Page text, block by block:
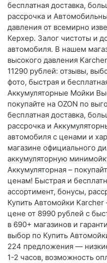
бесплатная доставка,
рассрочка и
давления от всемирно
Керхер. Залог чистоты и
автомобиля. В нашем
высокого давления
11290 рублей: отзывы,
фото, быстрая и
Аккумуляторные Мойки
покупайте на OZON по
бесплатная доставка,
рассрочка и
автомобиля с ценами и
магазине официального
аккумуляторную
Аккумуляторная –
ценам! Быстрая и
ассортимент, бонусы,
Купить Автомойки
цене от 8990 рублей с
в 690+ магазинов и
выбор по Купить
224 предложения —
1-2 часов, возможность